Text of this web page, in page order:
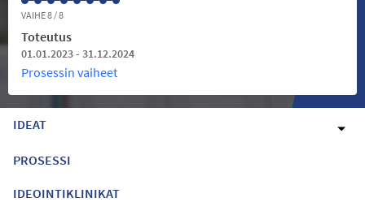
VAIHE 8 / 8
Toteutus
01.01.2023 - 31.12.2024
Prosessin vaiheet
IDEAT
PROSESSI
IDEOINTIKLINIKAT